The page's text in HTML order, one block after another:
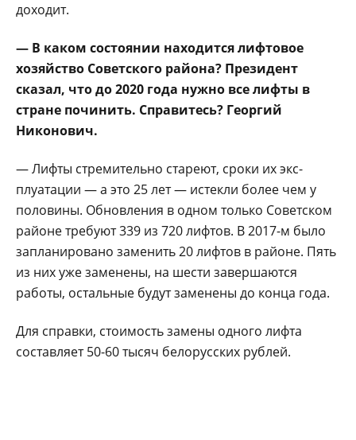
доходит.
— В каком состоянии находится лифто­вое
хозяйство Советско­го района? Президент
сказал, что до 2020 года нужно все лифты в
стра­не починить. Справи­тесь? Георгий
Никонович.
— Лифты стремитель­но стареют, сроки их экс­
плуатации — а это 25 лет — истекли более чем у
половины. Обновле­ния в одном только Со­ветском
районе требу­ют 339 из 720 лифтов. В 2017-м было
запланиро­вано заменить 20 лифтов в районе. Пять
из них уже заменены, на шести завер­шаются
работы, осталь­ные будут заменены до конца года.
Для справки, стои­мость замены одного лиф­та
составляет 50-60 тысяч белорусских рублей.